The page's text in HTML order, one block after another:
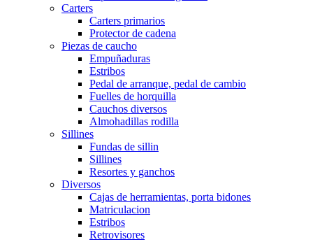
Carters
Carters primarios
Protector de cadena
Piezas de caucho
Empuñaduras
Estribos
Pedal de arranque, pedal de cambio
Fuelles de horquilla
Cauchos diversos
Almohadillas rodilla
Sillines
Fundas de sillin
Sillines
Resortes y ganchos
Diversos
Cajas de herramientas, porta bidones
Matriculacion
Estribos
Retrovisores